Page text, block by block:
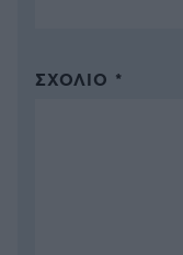
ΣΧΌΛΙΟ *